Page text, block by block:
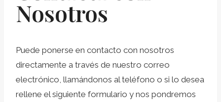
Nosotros
Puede ponerse en contacto con nosotros
directamente a través de nuestro correo
electrónico, llamándonos al teléfono o si lo desea
rellene el siguiente formulario y nos pondremos